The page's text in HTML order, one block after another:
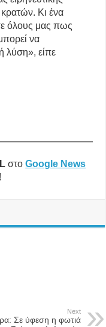
Κι ένα
όλους μας πως
να
λύση», είπε
στοGoogle News
Next
Σε ύφεση η φωτιά